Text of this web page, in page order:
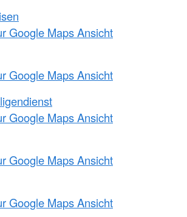
Google Maps Ansicht
Google Maps Ansicht
Google Maps Ansicht
Google Maps Ansicht
Google Maps Ansicht